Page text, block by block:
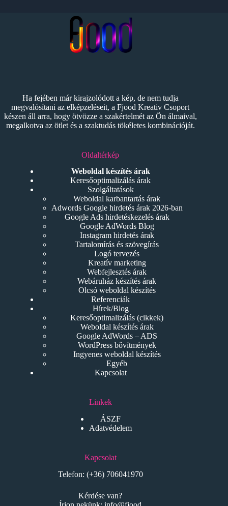
Ha fejében már kirajzolódott a kép, de nem tudja
megvalósítani az elképzeléseit, a Fjood Kreativ Csoport
készen áll arra, hogy ötvözze a szakértelmét az Ön álmaival,
megalkotva az ötlet és a szaktudás tökéletes kombinációját.
Oldaltérkép
Weboldal készítés árak
Keresőoptimalizálás árak
Szolgáltatások
Weboldal karbantartás árak
Adwords Google hirdetés árak 2026-ban
Google Ads hirdetéskezelés árak
Google AdWords Blog
Instagram hirdetés árak
Tartalomírás és szövegírás
Logó tervezés
Kreatív marketing
Webfejlesztés árak
Webáruház készítés árak
Olcsó weboldal készítés
Referenciák
Hírek/Blog
Keresőoptimalizálás (cikkek)
Weboldal készítés árak
Google AdWords – ADS
WordPress bővítmények
Ingyenes weboldal készítés
Egyéb
Kapcsolat
Linkek
ÁSZF
Adatvédelem
Kapcsolat
Telefon: (+36) 706041970
Kérdése van?